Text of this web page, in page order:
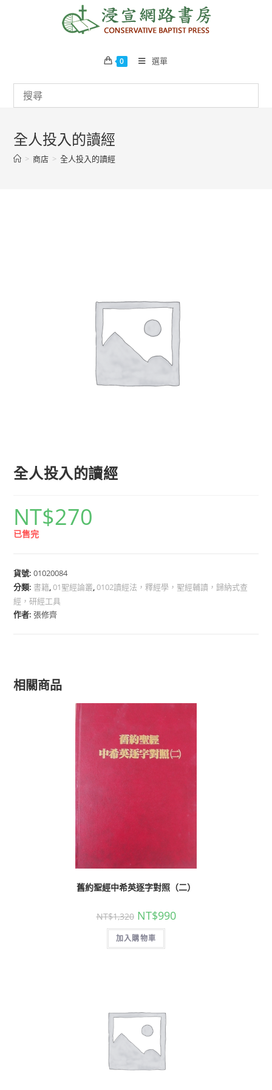
0 選單
全人投入的讀經
> 商店 > 全人投入的讀經
全人投入的讀經
NT$270
已售完
貨號:01020084
分類: 書籍,01聖經論叢,0102讀經法，釋經學，聖經輔讀，歸納式查
經，研經工具
作者:張修齊
相關商品
舊約聖經中希英逐字對照（二）
NT$1,320 NT$990
加入購物車